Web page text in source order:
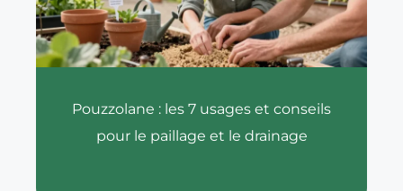
Pouzzolane : les 7 usages et conseils
pour le paillage et le drainage